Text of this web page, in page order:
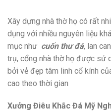
Xây dựng nhà thờ họ có rất
dụng với nhiều nguyên liệu
mục như cuốn thư đá, lan
trụ, cổng nhà thờ họ được sử
bởi vẻ đẹp tâm linh cổ kính
cao theo thời gian
Xưởng Điêu Khắc Đá Mỹ